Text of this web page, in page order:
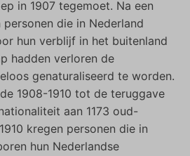
in 1907 tegemoet. Na een
die in Nederland
hun verblijf in het buitenland
hadden verloren de
genaturaliseerd te worden.
1908-1910 tot de teruggave
aan 1173 oud-
kregen personen die in
hun Nederlandse